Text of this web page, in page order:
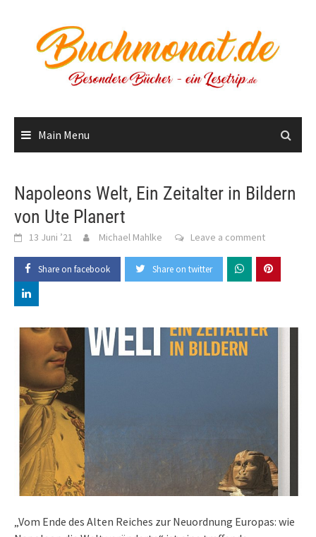
content
Main Menu
Napoleons Welt, Ein Zeitalter in Bildern
von Ute Planert
13 Juni ’21 Michael Mahlke Leave a comment
Share on facebook Share on twitter
„Vom Ende des Alten Reiches zur Neuordnung Europas: wie